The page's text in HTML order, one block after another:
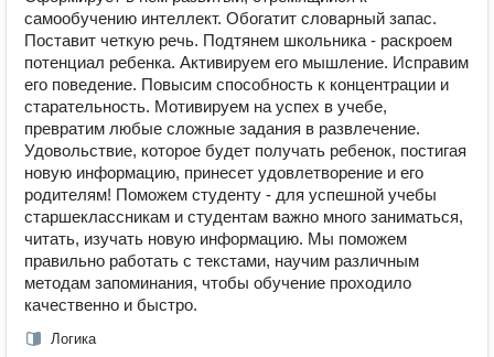
самообучению интеллект. Обогатит словарный запас.
Поставит четкую речь. Подтянем школьника - раскроем
потенциал ребенка. Активируем его мышление. Исправим
его поведение. Повысим способность к концентрации и
старательность. Мотивируем на успех в учебе,
превратим любые сложные задания в развлечение.
Удовольствие, которое будет получать ребенок, постигая
новую информацию, принесет удовлетворение и его
родителям! Поможем студенту - для успешной учебы
старшеклассникам и студентам важно много заниматься,
читать, изучать новую информацию. Мы поможем
правильно работать с текстами, научим различным
методам запоминания, чтобы обучение проходило
качественно и быстро.
Логика